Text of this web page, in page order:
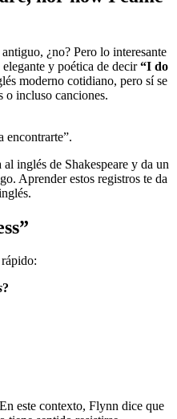
¿no? Pero lo interesante
elegante y poética de decir“I do
moderno cotidiano, pero sí se
o incluso canciones.
encontrarte”.
inglés de Shakespeare y da un
Aprender estos registros te da
”
?
este contexto, Flynn dice que